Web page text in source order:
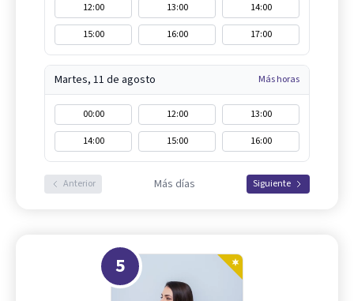
12:00 13:00
14:00
15:00
16:00 17:00
Martes, 11 de agosto Más horas
00:00 12:00
13:00
14:00
15:00 16:00
Anterior Más días Siguiente
5